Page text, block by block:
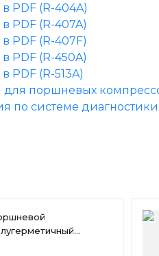
PDF (R-404A)
PDF (R-407A)
PDF (R-407F)
PDF (R-450A)
PDF (R-513A)
поршневых
по системе диагностики